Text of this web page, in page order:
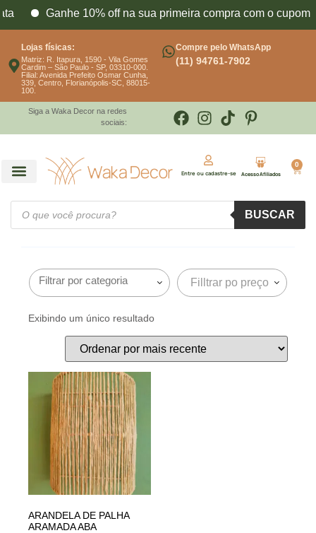
Ganhe 10% off na sua primeira compra com o cupom
Lojas físicas:
Matriz: R. Itapura, 1590 - Vila Gomes
Cardim – São Paulo - SP, 03310-000.
Filial: Avenida Prefeito Osmar Cunha,
339, Centro, Florianópolis-SC, 88015-
100.
Compre pelo WhatsApp
(11) 94761-7902
Siga a Waka Decor na redes
sociais:
Entre ou cadastre-se Acesso Afiliados
0
BUSCAR
Filltrar po preço
Exibindo um único resultado
ARANDELA DE PALHA
ARAMADA ABA